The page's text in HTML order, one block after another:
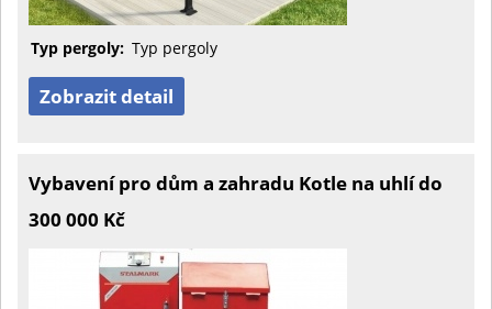
Typ pergoly: Typ pergoly
Zobrazit detail
Vybavení pro dům a zahradu Kotle na uhlí do
300 000 Kč